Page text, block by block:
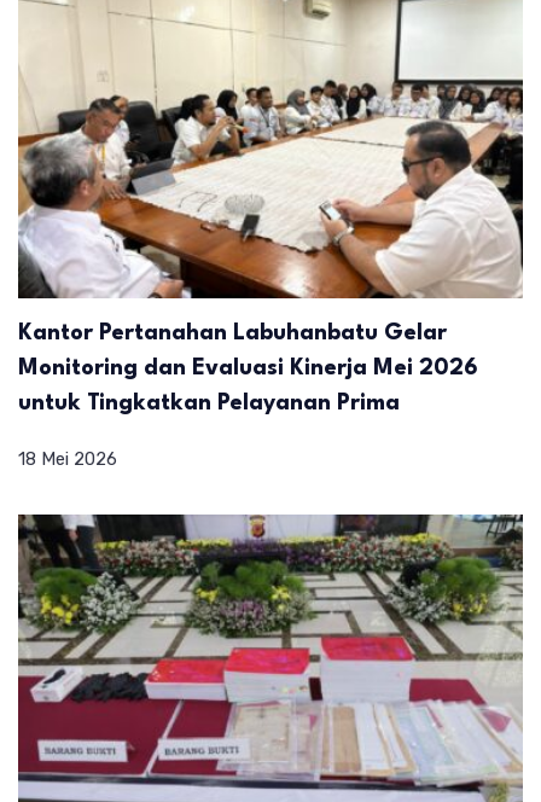
Kantor Pertanahan Labuhanbatu Gelar
Monitoring dan Evaluasi Kinerja Mei 2026
untuk Tingkatkan Pelayanan Prima
18 Mei 2026